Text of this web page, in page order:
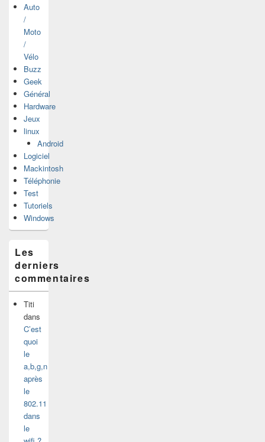
Auto
/
Moto
/
Vélo
Buzz
Geek
Général
Hardware
Jeux
linux
Android
Logiciel
Mackintosh
Téléphonie
Test
Tutoriels
Windows
Les
derniers
commentaires
Titi
dans
C’est
quoi
le
a,b,g,n
après
le
802.11
dans
le